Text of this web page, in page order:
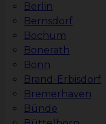
Berlin
Bernsdorf
Bochum
Bonerath
Bonn
Brand-Erbisdorf
Bremerhaven
Bünde